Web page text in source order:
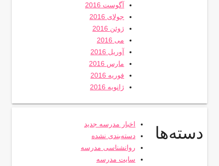
آگوست 2016
جولای 2016
ژوئن 2016
می 2016
آوریل 2016
مارس 2016
فوریه 2016
ژانویه 2016
دسته‌ها
اخبار مدرسه جدید
دسته‌بندی نشده
روانشناسی مدرسه
سایت مدرسه